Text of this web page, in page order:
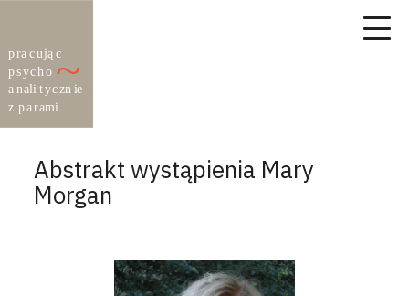
Abstrakt wystąpienia Mary
Morgan